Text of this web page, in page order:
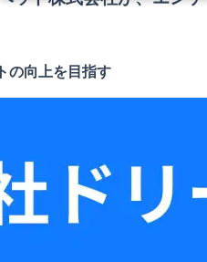
の向上を目指す